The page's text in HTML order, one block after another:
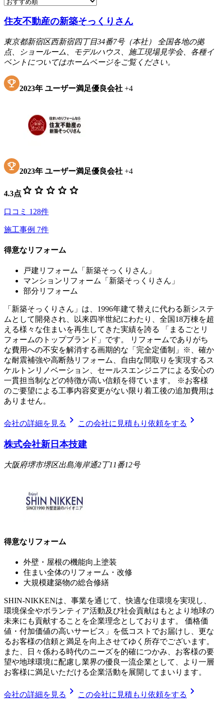
住友不動産の新築そっくりさん
東京都新宿区西新宿四丁目34番7号（本社） 全国各地の拠
点、ショールーム、モデルハウス、施工現場見学会、各種イ
ベントについてはホームページをご覧ください。
2023年 ユーザー満足優良会社 +4
2023年 ユーザー満足優良会社 +4
4.3点 star star star star star
口コミ 128件
施工事例 7件
得意なリフォーム
戸建リフォーム「新築そっくりさん」
マンションリフォーム「新築そっくりさん」
部分リフォーム
「新築そっくりさん」は、1996年建て替えに代わる新システ
ムとして開発され、以来四半世紀にわたり、全国18万棟を超
える様々な住まいを再生してきた実績を誇る 「まるごとリ
フォームのトップブランド」です。 リフォームでありがち
な費用への不安を解消する画期的な「完全定価制」※、確か
な耐震補強や高断熱リフォーム、自由な間取りを実現するス
ケルトンリノベーション、セールスエンジニアによる安心の
一貫担当制などの特徴が高い信頼を得ています。 ※お客様
のご要望による工事内容変更がない限り着工後の追加費用は
ありません。
会社の詳細を見る chevron_right この会社に見積もり依頼をする chevron_right
株式会社新日本技建
大阪府堺市堺区出島海岸通2丁11番12号
得意なリフォーム
外壁・屋根の機能向上塗装
住まい全体のリフォーム・改修
大規模建築物の総合修繕
SHIN-NIKKENは、事業を通じて、快適な住環境を実現し、
環境保全やボランティア活動及び社会貢献はもとより地球の
未来にも貢献することを企業理念としております。 価格価
値・付加価値の高いサービス」を低コストでお届けし、更な
るお客様の信頼と満足を向上させてゆく所存でございます。
また、日々係わる時代のニーズを的確につかみ、お客様の要
望や地球環境に配慮し業界の優良一流企業として、より一層
お客様に満足いただける企業活動を展開してまいります。
会社の詳細を見る chevron_right この会社に見積もり依頼をする chevron_right